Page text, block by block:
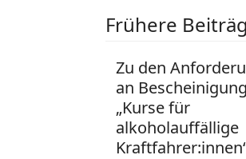
Frühere
Zu den
an
„Kurse für
alkoholauffällige